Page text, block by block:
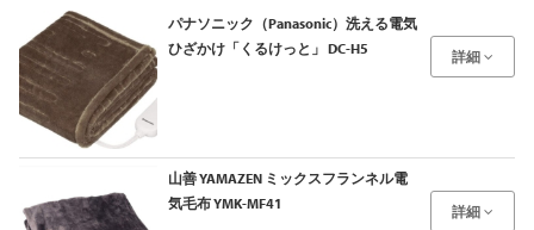
パナソニック（Panasonic）洗える電気
ひざかけ「くるけっと」 DC-H5
詳細
山善 YAMAZEN ミックスフランネル電
気毛布 YMK-MF41
詳細